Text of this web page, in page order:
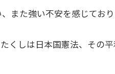
また強い不安を感じており
くしは日本国憲法、その